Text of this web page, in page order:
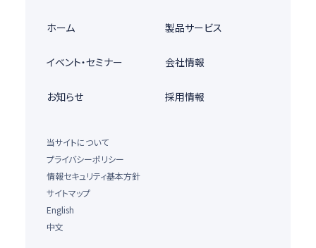
ホーム 製品サービス
イベント・セミナー 会社情報
お知らせ 採用情報
当サイトについて
プライバシーポリシー
情報セキュリティ基本方針
サイトマップ
English
中文